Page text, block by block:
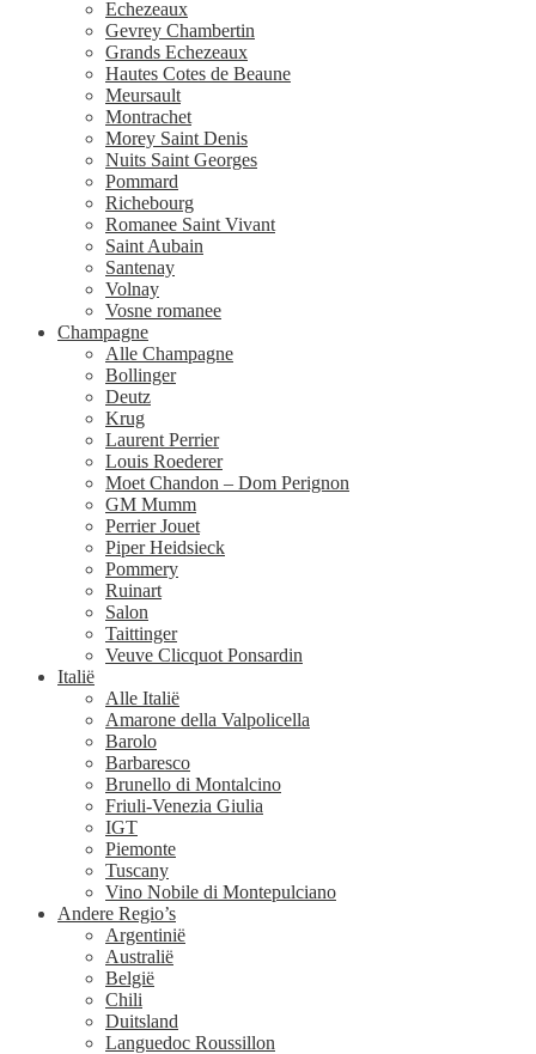
Echezeaux
Gevrey Chambertin
Grands Echezeaux
Hautes Cotes de Beaune
Meursault
Montrachet
Morey Saint Denis
Nuits Saint Georges
Pommard
Richebourg
Romanee Saint Vivant
Saint Aubain
Santenay
Volnay
Vosne romanee
Champagne
Alle Champagne
Bollinger
Deutz
Krug
Laurent Perrier
Louis Roederer
Moet Chandon – Dom Perignon
GM Mumm
Perrier Jouet
Piper Heidsieck
Pommery
Ruinart
Salon
Taittinger
Veuve Clicquot Ponsardin
Italië
Alle Italië
Amarone della Valpolicella
Barolo
Barbaresco
Brunello di Montalcino
Friuli-Venezia Giulia
IGT
Piemonte
Tuscany
Vino Nobile di Montepulciano
Andere Regio’s
Argentinië
Australië
België
Chili
Duitsland
Languedoc Roussillon